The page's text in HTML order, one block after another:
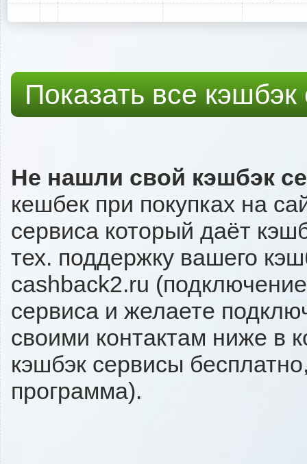
Показать все
Не нашли свой кэшбэк
кешбек при покупках на
сервиса который даёт
тех. поддержку вашего
cashback2.ru
сервиса и желаете
своими контактам ниже в
кэшбэк сервисы
программа).